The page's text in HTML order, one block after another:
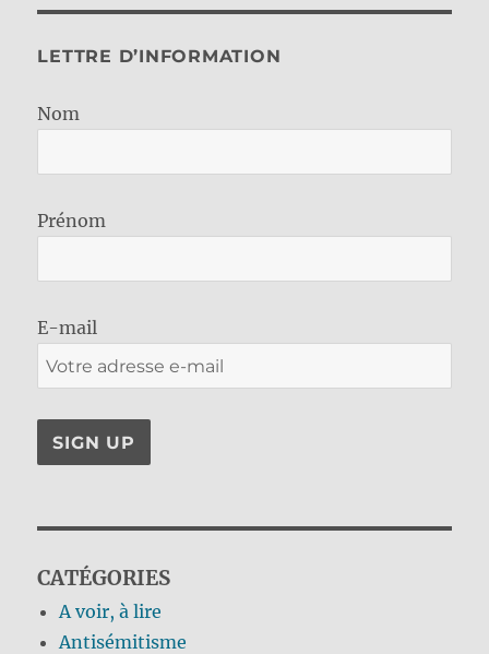
LETTRE D’INFORMATION
Nom
Prénom
E-mail
CATÉGORIES
A voir, à lire
Antisémitisme